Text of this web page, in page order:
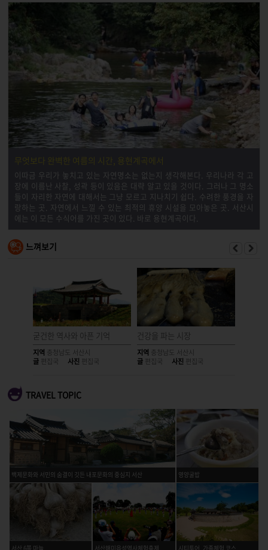
무엇보다 완벽한 여름의 시간, 용현계곡에서
이따금 우리가 놓치고 있는 자연명소는 없는지 생각해본다. 우리나라 각 고
장에 이름난 사찰, 성곽 등이 있음은 대략 알고 있을 것이다. 그러나 그 명소
들이 자리한 자연에 대해서는 그냥 모르고 지나치기 쉽다. 수려한 풍경을 자
랑하는 곳. 자연에서 느낄 수 있는 최적의 휴양 시설을 모아놓은 곳. 서산시
에는 이 모든 수식어를 가진 곳이 있다. 바로 용현계곡이다.
느껴보기
굳건한 역사와 아픈 기억
지역 충청남도 서산시
글 편집국 사진 편집국
건강을 파는 시장
지역 충청남도 서산시
글 편집국 사진 편집국
TRAVEL TOPIC
영양굴밥
백제문화와 서민의 숨결이 깃든 내포문화의 중심지 서산